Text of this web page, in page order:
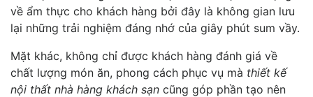
về ẩm thực cho khách hàng bởi đây là không gian lưu
lại những trải nghiệm đáng nhớ của giây phút sum vầy.
Mặt khác, không chỉ được khách hàng đánh giá về
chất lượng món ăn, phong cách phục vụ mà thiết kế
nội thất nhà hàng khách sạn cũng góp phần tạo nên